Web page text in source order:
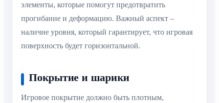
элементы, которые помогут предотвратить
прогибание и деформацию. Важный аспект –
наличие уровня, который гарантирует, что игровая
поверхность будет горизонтальной.
Покрытие и шарики
Игровое покрытие должно быть плотным,